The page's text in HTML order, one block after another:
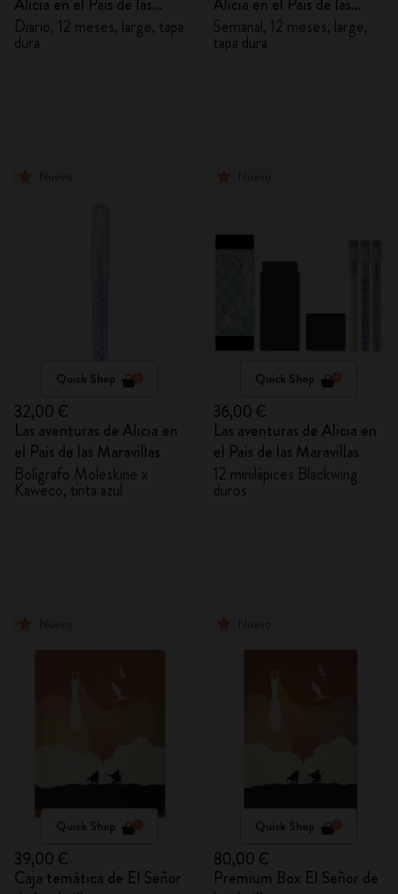
Maravillas 2027
Diario, 12 meses, large, tapa
dura
Maravillas 2027
Semanal, 12 meses, large,
tapa dura
Quick Shop
32,00 €
Las aventuras de Alicia en
el País de las Maravillas
Bolígrafo Moleskine x
Kaweco, tinta azul
Quick Shop
36,00 €
Las aventuras de Alicia en
el País de las Maravillas
12 minilápices Blackwing
duros
Quick Shop
39,00 €
Caja temática de El Señor
Quick Shop
80,00 €
Premium Box El Señor de